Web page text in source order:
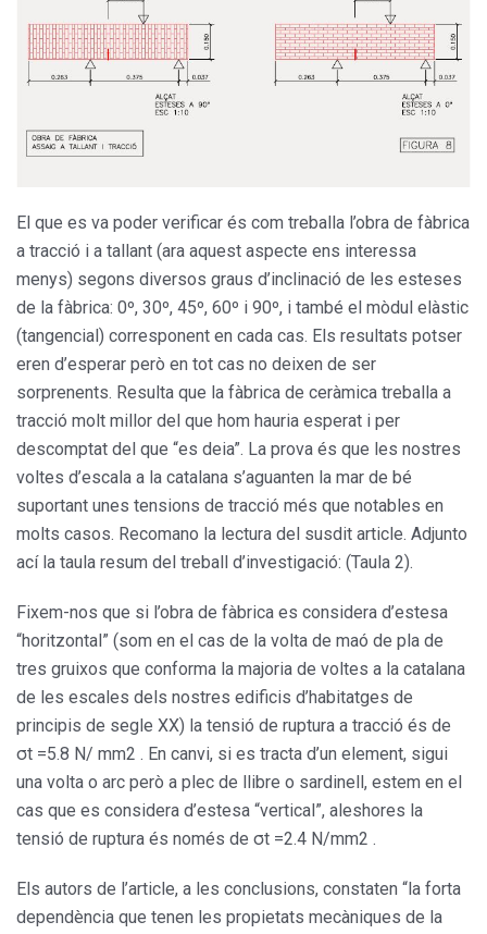
El que es va poder verificar és com treballa l’obra de fàbrica
a tracció i a tallant (ara aquest aspecte ens interessa
menys) segons diversos graus d’inclinació de les esteses
de la fàbrica: 0º, 30º, 45º, 60º i 90º, i també el mòdul elàstic
(tangencial) corresponent en cada cas. Els resultats potser
eren d’esperar però en tot cas no deixen de ser
sorprenents. Resulta que la fàbrica de ceràmica treballa a
tracció molt millor del que hom hauria esperat i per
descomptat del que “es deia”. La prova és que les nostres
voltes d’escala a la catalana s’aguanten la mar de bé
suportant unes tensions de tracció més que notables en
molts casos. Recomano la lectura del susdit article. Adjunto
ací la taula resum del treball d’investigació: (Taula 2).
Fixem-nos que si l’obra de fàbrica es considera d’estesa
“horitzontal” (som en el cas de la volta de maó de pla de
tres gruixos que conforma la majoria de voltes a la catalana
de les escales dels nostres edificis d’habitatges de
principis de segle XX) la tensió de ruptura a tracció és de
σt =5.8 N/ mm2 . En canvi, si es tracta d’un element, sigui
una volta o arc però a plec de llibre o sardinell, estem en el
cas que es considera d’estesa “vertical”, aleshores la
tensió de ruptura és només de σt =2.4 N/mm2 .
Els autors de l’article, a les conclusions, constaten “la forta
dependència que tenen les propietats mecàniques de la